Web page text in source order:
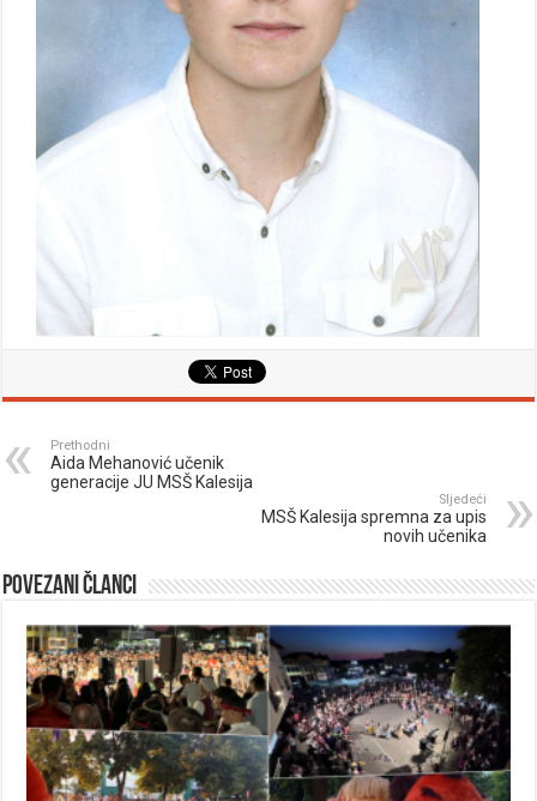
Prethodni
Aida Mehanović učenik
generacije JU MSŠ Kalesija
Sljedeći
MSŠ Kalesija spremna za upis
novih učenika
Povezani članci